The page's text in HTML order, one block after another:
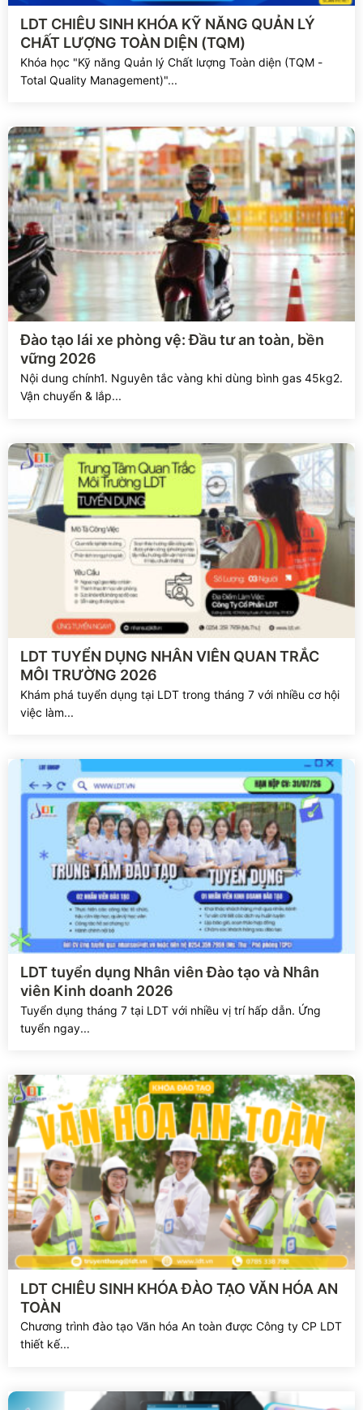
Xem chi tiết
LDT CHIÊU SINH KHÓA KỸ NĂNG QUẢN LÝ
CHẤT LƯỢNG TOÀN DIỆN (TQM)
Khóa học "Kỹ năng Quản lý Chất lượng Toàn diện (TQM -
Total Quality Management)"...
Xem chi tiết
Đào tạo lái xe phòng vệ: Đầu tư an toàn, bền
vững 2026
Nội dung chính1. Nguyên tắc vàng khi dùng bình gas 45kg2.
Vận chuyển & lắp...
Xem chi tiết
LDT TUYỂN DỤNG NHÂN VIÊN QUAN TRẮC
MÔI TRƯỜNG 2026
Khám phá tuyển dụng tại LDT trong tháng 7 với nhiều cơ hội
việc làm...
Xem chi tiết
LDT tuyển dụng Nhân viên Đào tạo và Nhân
viên Kinh doanh 2026
Tuyển dụng tháng 7 tại LDT với nhiều vị trí hấp dẫn. Ứng
tuyển ngay...
Xem chi tiết
LDT CHIÊU SINH KHÓA ĐÀO TẠO VĂN HÓA AN
TOÀN
Chương trình đào tạo Văn hóa An toàn được Công ty CP LDT
thiết kế...